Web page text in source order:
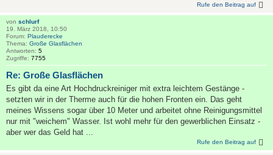
Rufe den Beitrag auf
von schlurf
19. März 2018, 10:50
Forum: Plauderecke
Thema: Große Glasflächen
Antworten: 5
Zugriffe: 7755
Re: Große Glasflächen
Es gibt da eine Art Hochdruckreiniger mit extra leichtem Gestänge -
setzten wir in der Therme auch für die hohen Fronten ein. Das geht
meines Wissens sogar über 10 Meter und arbeitet ohne Reinigungsmittel
nur mit "weichem" Wasser. Ist wohl mehr für den gewerblichen Einsatz -
aber wer das Geld hat ...
Rufe den Beitrag auf